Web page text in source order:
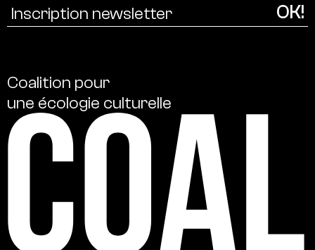
Coalition pour
une écologie culturelle